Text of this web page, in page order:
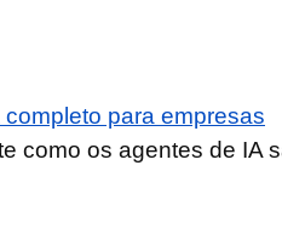
para empresas
como os agentes de IA